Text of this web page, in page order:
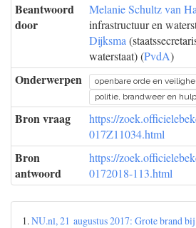
Beantwoord
door
Melanie Schultz van
infrastructuur en
Dijksma
waterstaat) (PvdA)
Onderwerpen
openbare orde en
politie, brandweer en
Bron vraag
https://
017Z11034.html
Bron
antwoord
https://
0172018-113.html
1.NU.nl, 21 augustus 2017: Grote brand